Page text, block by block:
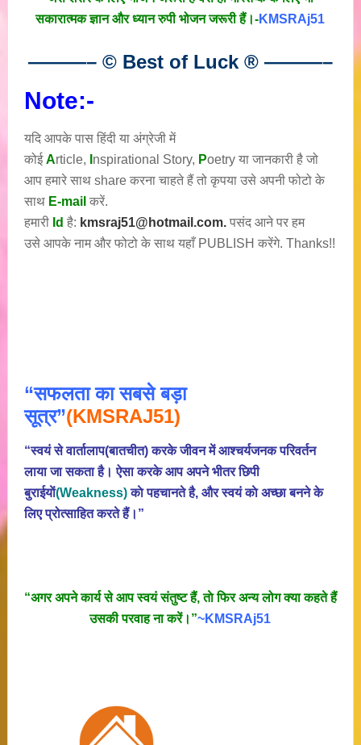
सकारात्मक ज्ञान और ध्यान रुपी भोजन जरूरी हैं।-KMSRAj51
———– © Best of Luck ® ———–
Note:-
यदि आपके पास हिंदी या अंग्रेजी में
कोईArticle, nspirational Story, Poetryया जानकारी है जो
आप हमारे साथ share करना चाहते हैं तो कृपया उसे अपनी फोटो के
साथ E-mail करें.
हमारी Id है: kmsraj51@hotmail.com. पसंद आने पर हम
उसे आपके नाम और फोटो के साथ यहाँ PUBLISH करेंगे. Thanks!!
“सफलता का सबसे बड़ा
सूत्र”(KMSRAJ51)
“स्वयं से वार्तालाप(बातचीत) करके जीवन में आश्चर्यजनक परिवर्तन
लाया जा सकता है। ऐसा करके आप अपने भीतर छिपी
बुराईयाें(Weakness)काे पहचानते है, और स्वयं काे अच्छा बनने के
लिए प्रोत्साहित करते हैं।”
“अगर अपने कार्य से आप स्वयं संतुष्ट हैं, ताे फिर अन्य लोग क्या कहते हैं
उसकी परवाह ना करें।”~KMSRAj51